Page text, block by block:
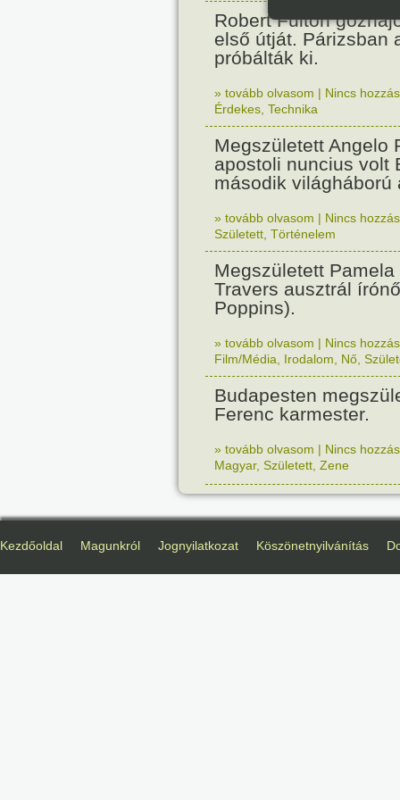
Robert Fulton
első útját. Párizsban
próbálták ki.
» tovább olvasom | Nincs
Érdekes Technika
Megszületett Angelo
apostoli nuncius volt
második világháború
» tovább olvasom | Nincs
Született Történelem
Megszületett Pamela
Travers ausztrál
Poppins).
» tovább olvasom | Nincs
Film/Média
Irodalom Nő
Budapesten
Ferenc karmester.
» tovább olvasom | Nincs
Magyar, Született Zene
Kezdőoldal Magunkról Jognyilatkozat Köszönetnyilvánítás